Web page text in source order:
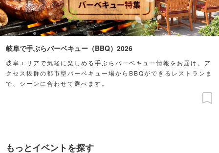
岐阜で手ぶらバーベキュー（BBQ）2026
岐阜エリアで気軽に楽しめる手ぶらバーベキュー情報をお届け。ア
クセス抜群の都市型バーベキュー場からBBQができるレストランま
で、シーンに合わせて選べます。
もっとイベントを探す